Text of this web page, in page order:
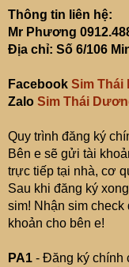
Thông tin liên hệ:
Mr Phương
Địa chỉ: Số 6/106
Facebook Sim Thái
Zalo Sim Thái
Quy trình đăng ký
Bên e sẽ gửi tài
trực tiếp tại nhà, cơ
Sau khi đăng ký
sim! Nhận sim check
khoản cho bên e!
PA1 - Đăng ký chính